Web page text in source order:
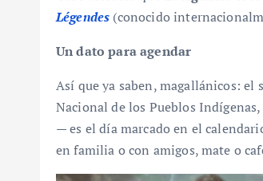
Légendes (conocido
Un dato para agendar
Así que ya saben, magallánicos:
Nacional de los Pueblos
— es el día marcado en el
en familia o con amigos, mate o